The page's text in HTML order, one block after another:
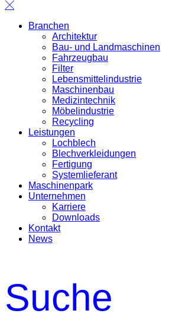
Branchen
Architektur
Bau- und Landmaschinen
Fahrzeugbau
Filter
Lebensmittelindustrie
Maschinenbau
Medizintechnik
Möbelindustrie
Recycling
Leistungen
Lochblech
Blechverkleidungen
Fertigung
Systemlieferant
Maschinenpark
Unternehmen
Karriere
Downloads
Kontakt
News
Suche